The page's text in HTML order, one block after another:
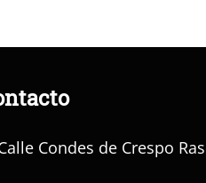
Condes de Crespo